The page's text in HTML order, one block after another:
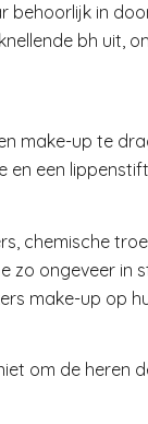
in
bh uit,
make-up te
een
chemische
zo ongeveer in
make-up op
om de heren